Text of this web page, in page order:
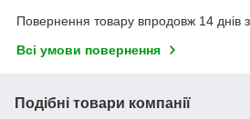
Повернення товару впродовж 14 днів
Всі умови повернення
Подібні товари компанії